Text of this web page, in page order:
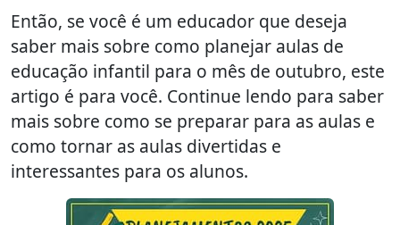
Então, se você é um educador que deseja
saber mais sobre como planejar aulas de
educação infantil para o mês de outubro, este
artigo é para você. Continue lendo para saber
mais sobre como se preparar para as aulas e
como tornar as aulas divertidas e
interessantes para os alunos.